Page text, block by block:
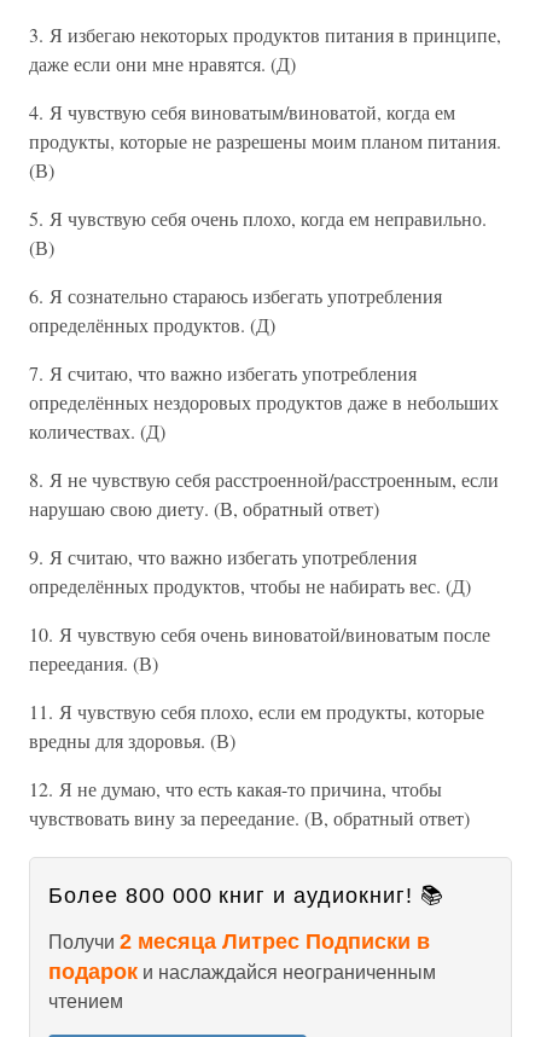
3. Я избегаю некоторых продуктов питания в принципе,
даже если они мне нравятся. (Д)
4. Я чувствую себя виноватым/виноватой, когда ем
продукты, которые не разрешены моим планом питания.
(В)
5. Я чувствую себя очень плохо, когда ем неправильно.
(В)
6. Я сознательно стараюсь избегать употребления
определённых продуктов. (Д)
7. Я считаю, что важно избегать употребления
определённых нездоровых продуктов даже в небольших
количествах. (Д)
8. Я не чувствую себя расстроенной/расстроенным, если
нарушаю свою диету. (В, обратный ответ)
9. Я считаю, что важно избегать употребления
определённых продуктов, чтобы не набирать вес. (Д)
10. Я чувствую себя очень виноватой/виноватым после
переедания. (В)
11. Я чувствую себя плохо, если ем продукты, которые
вредны для здоровья. (В)
12. Я не думаю, что есть какая-то причина, чтобы
чувствовать вину за переедание. (В, обратный ответ)
Более 800 000 книг и аудиокниг! 📚
Получи 2 месяца Литрес Подписки в
подарок и наслаждайся неограниченным
чтением